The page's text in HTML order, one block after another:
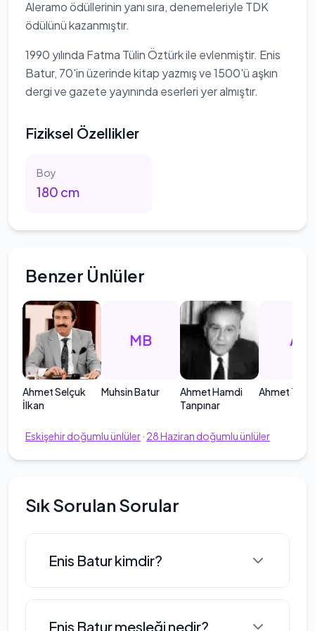
Aleramo ödüllerinin yanı sıra, denemeleriyle TDK
ödülünü kazanmıştır.
1990 yılında Fatma Tülin Öztürk ile evlenmiştir. Enis
Batur, 70'in üzerinde kitap yazmış ve 1500'ü aşkın
dergi ve gazete yayınında eserleri yer almıştır.
Fiziksel Özellikler
Boy
180 cm
Benzer Ünlüler
Ahmet Selçuk
İlkan
MB
Muhsin Batur
Ahmet Hamdi
Tanpınar
AT
Ahmet Telli
Eskişehirdoğumlu ünlüler· 28Haziran doğumlu ünlüler
Sık Sorulan Sorular
Enis Batur kimdir?
Enis Batur mesleği nedir?